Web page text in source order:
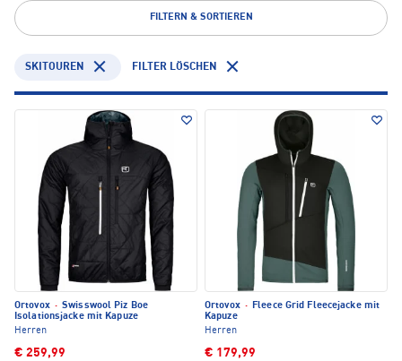
FILTERN & SORTIEREN
SKITOUREN FILTER LÖSCHEN
Ortovox · Swisswool Piz Boe
Isolationsjacke mit Kapuze
Herren
€ 259,99
Ortovox ·
Fleece Grid Fleecejacke mit
Kapuze
Herren
€ 179,99